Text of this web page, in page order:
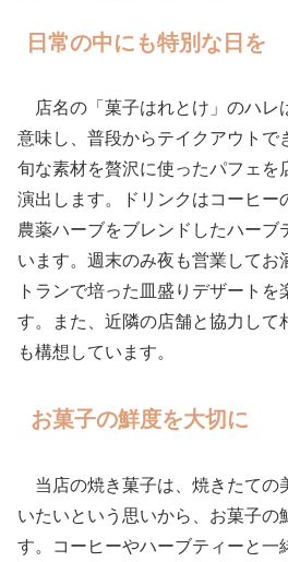
日常の中にも特別な日を
店名の「菓子はれとけ」のハレ
意味し、普段からテイクアウトで
旬な素材を贅沢に使ったパフェを
演出します。ドリンクはコーヒー
農薬ハーブをブレンドしたハーブ
います。週末のみ夜も営業してお
トランで培った皿盛りデザート
す。また、近隣の店舗と協力して
も構想しています。
お菓子の鮮度を大切に
当店の焼き菓子は、焼きたての
いたいという思いから、お菓子の
す。コーヒーやハーブティーと一